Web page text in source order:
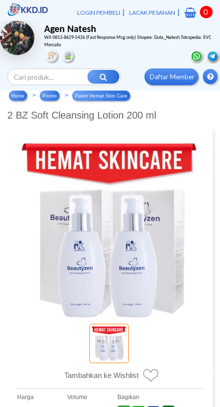
LOGIN PEMBELI | LACAK PESANAN | 0
Agen Natesh
WA 0813-8629-5426 (Fast Response Msg only) Shopee: Duta_Natesh Tokopedia: EVC
Mercato
Daftar Member
Home Promo Paket Hemat Skin Care
2 BZ Soft Cleansing Lotion 200 ml
Tambahkan ke Wishlist
Harga Volume Bagikan